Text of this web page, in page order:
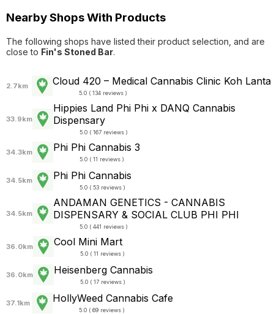
Nearby Shops With Products
The following shops have listed their product selection, and are
close to Fin's Stoned Bar.
2.7km Cloud 420 – Medical Cannabis Clinic Koh Lanta
5.0 ( 134 reviews )
33.9km
Hippies Land Phi Phi x DANQ Cannabis
Dispensary
5.0 ( 167 reviews )
34.3km Phi Phi Cannabis 3
5.0 ( 11 reviews )
34.5km Phi Phi Cannabis
5.0 ( 53 reviews )
34.5km
ANDAMAN GENETICS - CANNABIS
DISPENSARY & SOCIAL CLUB PHI PHI
5.0 ( 441 reviews )
36.0km Cool Mini Mart
5.0 ( 11 reviews )
36.0km Heisenberg Cannabis
5.0 ( 17 reviews )
37.1km HollyWeed Cannabis Cafe
5.0 ( 69 reviews )